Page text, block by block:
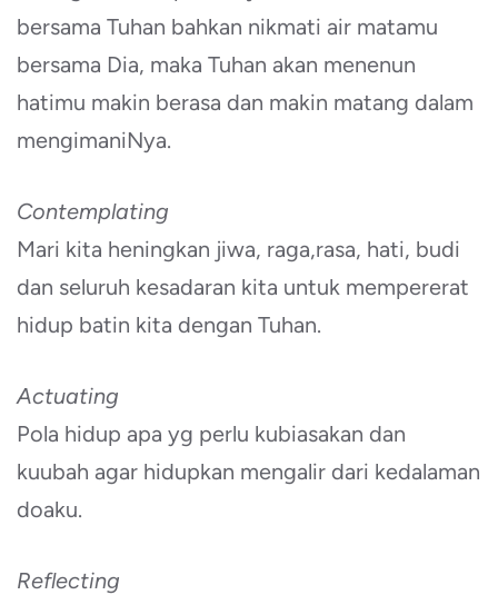
bersama Tuhan bahkan nikmati air matamu
bersama Dia, maka Tuhan akan menenun
hatimu makin berasa dan makin matang dalam
mengimaniNya.
Contemplating
Mari kita heningkan jiwa, raga,rasa, hati, budi
dan seluruh kesadaran kita untuk mempererat
hidup batin kita dengan Tuhan.
Actuating
Pola hidup apa yg perlu kubiasakan dan
kuubah agar hidupkan mengalir dari kedalaman
doaku.
Reflecting